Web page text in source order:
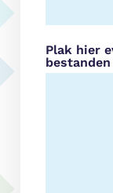
Plak hier